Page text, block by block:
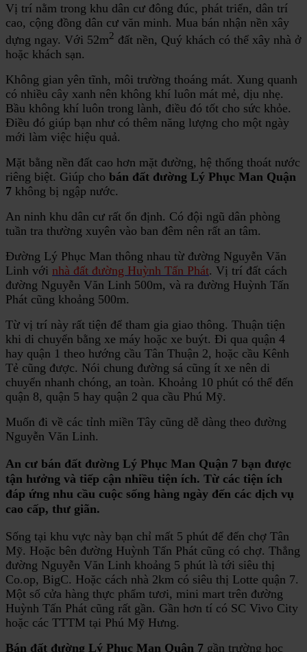
Vị trí nằm trong khu dân cư đông đúc, phát triển, dân trí
cao, cộng đồng dân cư văn minh. Mua bán nhận nền xây
dựng ngay. Với 52m2 đất nền, Quý khách có thể xây nhà ở
hoặc khách sạn.
Không gian yên tĩnh, môi trường thoáng mát. Xung quanh
có nhiều cây xanh nên không khí luôn mát mẻ, dịu nhẹ.
Bầu không khí luôn trong lành, điều đó tốt cho sức khỏe.
Điều đó giúp bạn như có thêm năng lượng cho một ngày
mới làm việc hiệu quả.
Mặt bằng nền đất cao hơn mặt đường, hệ thống thoát nước
riêng biệt. Giúp cho bán đất đường Lý Phục Man Quận
7 không bị ngập nước.
An ninh khu dân cư rất ổn định. Có đội ngũ dân phòng
tuần tra thường xuyên vào ban đêm nên rất an tâm.
Đường Lý Phục Man thông nhau từ đường Nguyễn Văn
Linh với nhà đất đường Huỳnh Tấn Phát. Vị trí đất cách
đường Nguyễn Văn Linh 500m, và ra đường Huỳnh Tấn
Phát cũng khoảng 500m.
Từ vị trí này rất tiện để tham gia giao thông. Thuận tiện
khi di chuyển bằng xe máy hoặc xe buýt. Đi qua quận 4
hay quận 1 theo hướng cầu Tân Thuận 2, hoặc cầu Kênh
Tẻ cũng được. Nói chung đường sá cũng ít xe nên di
chuyển nhanh chóng, an toàn. Khoảng 10 phút có thể đến
quận 8, quận 5 hay quận 2 qua cầu Phú Mỹ.
Muốn đi về các tỉnh miền Tây cũng dễ dàng theo đường
Nguyễn Văn Linh.
An cư bán đất đường Lý Phục Man Quận 7 bạn được
tận hưởng và tiếp cận nhiều tiện ích. Từ các tiện ích
đáp ứng nhu cầu cuộc sống hàng ngày đến các dịch vụ
cao cấp, thư giãn.
Sống tại khu vực này bạn chỉ mất 5 phút để đến chợ Tân
Mỹ. Hoặc bên đường Huỳnh Tấn Phát cũng có chợ. Thẳng
đường Nguyễn Văn Linh khoảng 5 phút là tới siêu thị
Co.op, BigC. Hoặc cách nhà 2km có siêu thị Lotte quận 7.
Một số cửa hàng thực phẩm tươi, mini mart trên đường
Huỳnh Tấn Phát cũng rất gần. Gần hơn tí có SC Vivo City
hoặc các TTTM tại Phú Mỹ Hưng.
Bán đất đường Lý Phục Man Quận 7 gần trường học